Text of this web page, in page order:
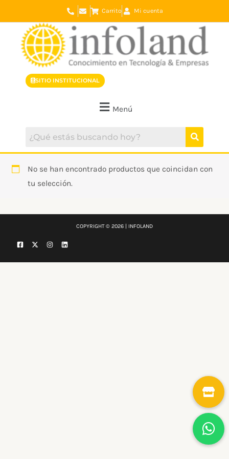
al
contenido
Carrito Mi cuenta
SITIO INSTITUCIONAL
Menú
No se han encontrado productos que coincidan con
tu selección.
COPYRIGHT © 2026 | INFOLAND